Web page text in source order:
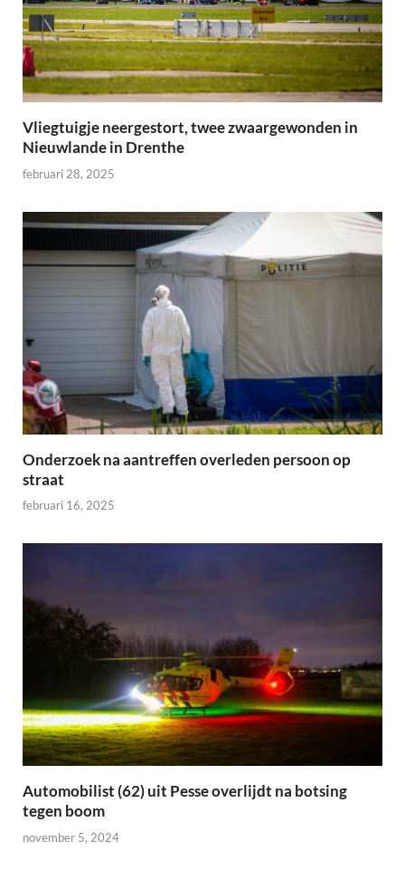
Vliegtuigje neergestort, twee zwaargewonden in
Nieuwlande in Drenthe
februari 28, 2025
Onderzoek na aantreffen overleden persoon op
straat
februari 16, 2025
Automobilist (62) uit Pesse overlijdt na botsing
tegen boom
november 5, 2024